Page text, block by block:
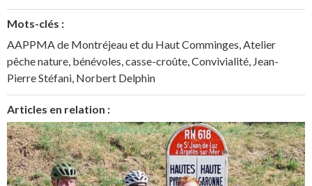
Mots-clés :
AAPPMA de Montréjeau et du Haut Comminges,Atelier
pêche nature, bénévoles,casse-croûte,Convivialité, Jean-
Pierre Stéfani, Norbert Delphin
Articles en relation :